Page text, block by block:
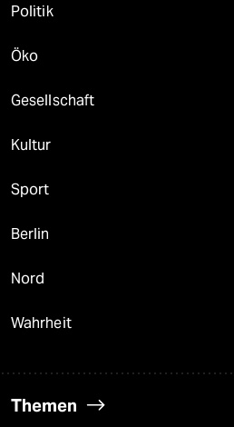
Politik
Öko
Gesellschaft
Kultur
Sport
Berlin
Nord
Wahrheit
Themen